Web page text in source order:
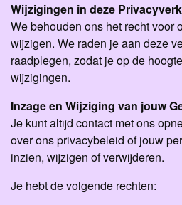
Wijzigingen in deze
We behouden ons het recht voor
wijzigen. We raden je aan deze
raadplegen, zodat je op de
wijzigingen.
Inzage en Wijziging van jouw
Je kunt altijd contact met ons
over ons privacybeleid of jouw
inzien, wijzigen of verwijderen.
Je hebt de volgende rechten: